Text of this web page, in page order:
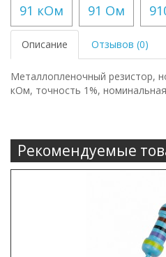
91 кОм
91 Ом
Описание Отзывов (0)
Металлопленочный резистор,
кОм, точность 1%,
Рекомендуемые